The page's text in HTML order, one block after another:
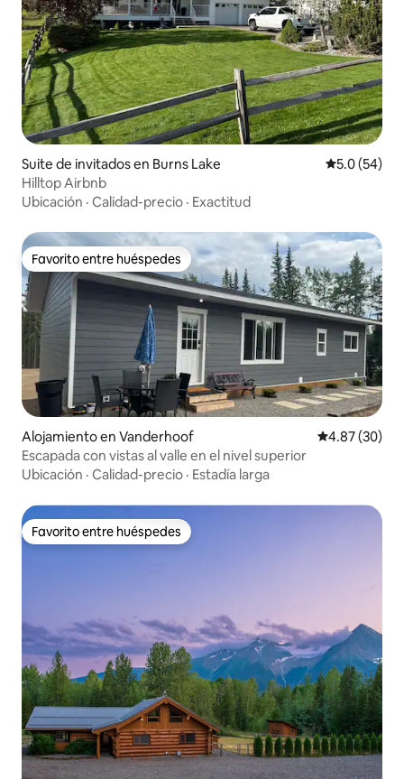
Suite de invitados en Burns Lake Calificación
5.0 (54)
Hilltop Airbnb
Ubicación · Calidad-precio · Exactitud
Favorito entre huéspedes
Favorito entre huéspedes
Alojamiento en Vanderhoof Calificación
4.87 (30)
Escapada con vistas al valle en el nivel superior
Ubicación · Calidad-precio · Estadía larga
Favorito entre huéspedes
Favorito entre huéspedes